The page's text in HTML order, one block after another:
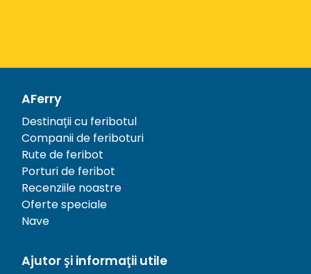
AFerry
Destinații cu feribotul
Companii de feriboturi
Rute de feribot
Porturi de feribot
Recenziile noastre
Oferte speciale
Nave
Ajutor și informații utile